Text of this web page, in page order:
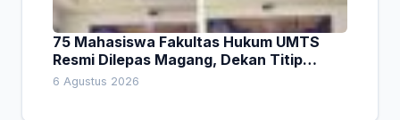
75 Mahasiswa Fakultas Hukum UMTS
Resmi Dilepas Magang, Dekan Titip
Empat Pesan Penting
6 Agustus 2026